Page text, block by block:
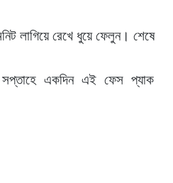
লাগিয়ে রেখে ধুয়ে ফেলুন। শেষে
সপ্তাহে একদিন এই ফেস প্যাক